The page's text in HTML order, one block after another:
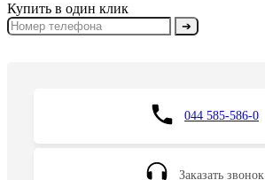
Купить в один клик
➔
044 585-586-0
Заказать звонок